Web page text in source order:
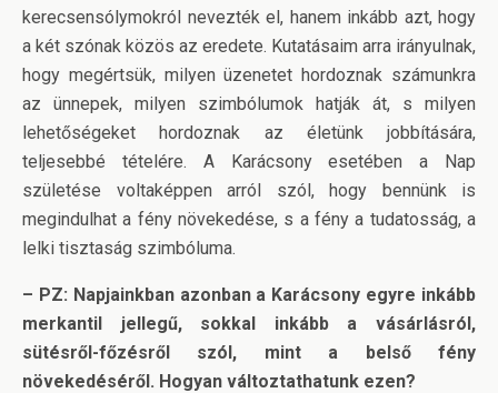
kerecsensólymokról nevezték el, hanem inkább azt, hogy
a két szónak közös az eredete. Kutatásaim arra irányulnak,
hogy megértsük, milyen üzenetet hordoznak számunkra
az ünnepek, milyen szimbólumok hatják át, s milyen
lehetőségeket hordoznak az életünk jobbítására,
teljesebbé tételére. A Karácsony esetében a Nap
születése voltaképpen arról szól, hogy bennünk is
megindulhat a fény növekedése, s a fény a tudatosság, a
lelki tisztaság szimbóluma.
– PZ: Napjainkban azonban a Karácsony egyre inkább
merkantil jellegű, sokkal inkább a vásárlásról,
sütésről-főzésről szól, mint a belső fény
növekedéséről. Hogyan változtathatunk ezen?